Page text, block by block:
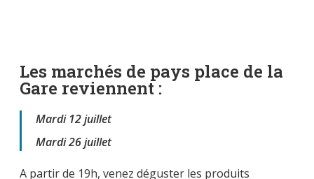
Les marchés de pays place de la
Gare reviennent :
Mardi 12 juillet
Mardi 26 juillet
A partir de 19h, venez déguster les produits